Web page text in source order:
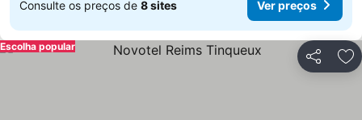
Consulte os preços de 8 sites Ver preços
Partilhar
Escolha popular